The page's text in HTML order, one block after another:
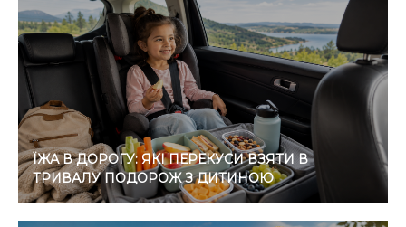
ЇЖА В ДОРОГУ: ЯКІ ПЕРЕКУСИ ВЗЯТИ В
ТРИВАЛУ ПОДОРОЖ З ДИТИНОЮ